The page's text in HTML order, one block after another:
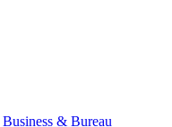
Business & Bureau